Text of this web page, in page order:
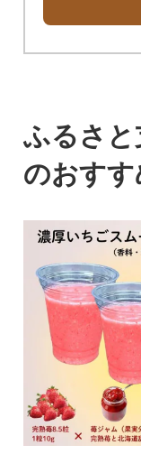
ふるさと
のおす